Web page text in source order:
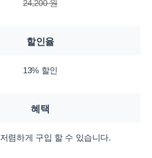
24,200 원
할인율
13% 할인
혜택
저렴하게 구입 할 수 있습니다.